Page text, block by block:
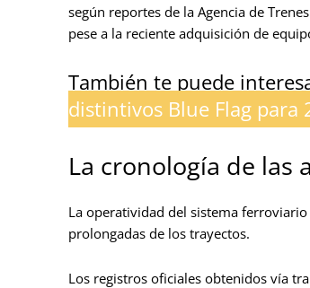
según reportes de la Agencia de
pese a la reciente adquisición de
También te puede
distintivos Blue Flag para
La cronología de las
La operatividad del sistema
prolongadas de los trayectos.
Los registros oficiales obtenidos vía